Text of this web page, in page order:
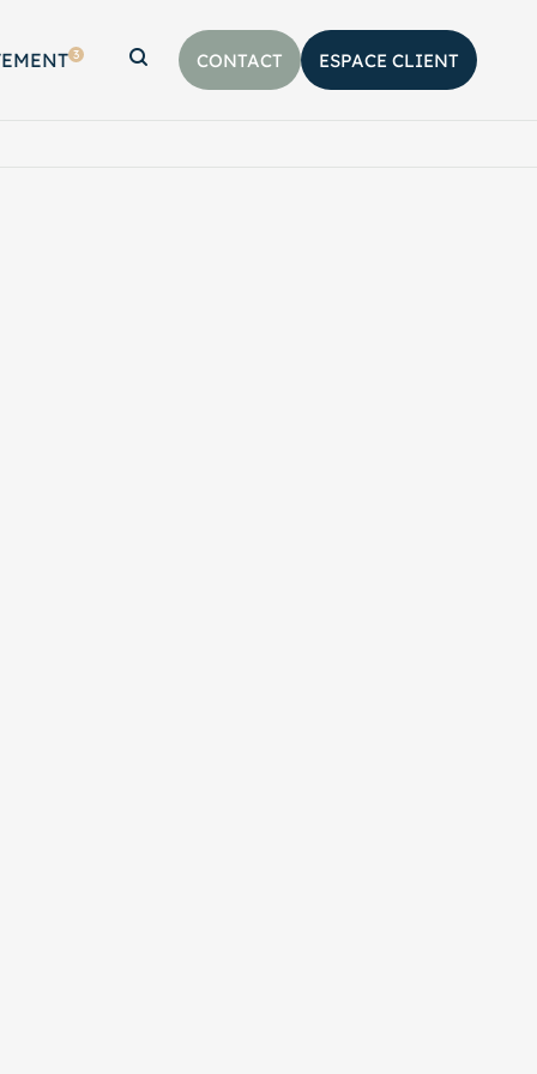
3
Afficher la barre de recherche
CONTACT ESPACE CLIENT